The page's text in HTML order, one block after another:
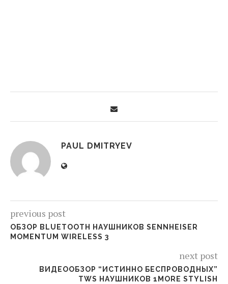
PAUL DMITRYEV
previous post
ОБЗОР BLUETOOTH НАУШНИКОВ SENNHEISER
MOMENTUM WIRELESS 3
next post
ВИДЕООБЗОР “ИСТИННО БЕСПРОВОДНЫХ”
TWS НАУШНИКОВ 1MORE STYLISH